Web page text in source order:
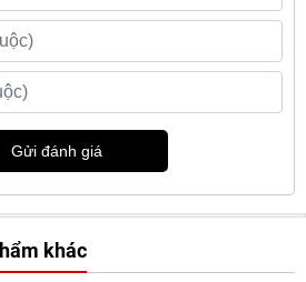
Gửi đánh giá
khác